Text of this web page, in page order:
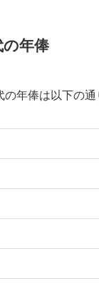
の年俸
年俸は以下の通